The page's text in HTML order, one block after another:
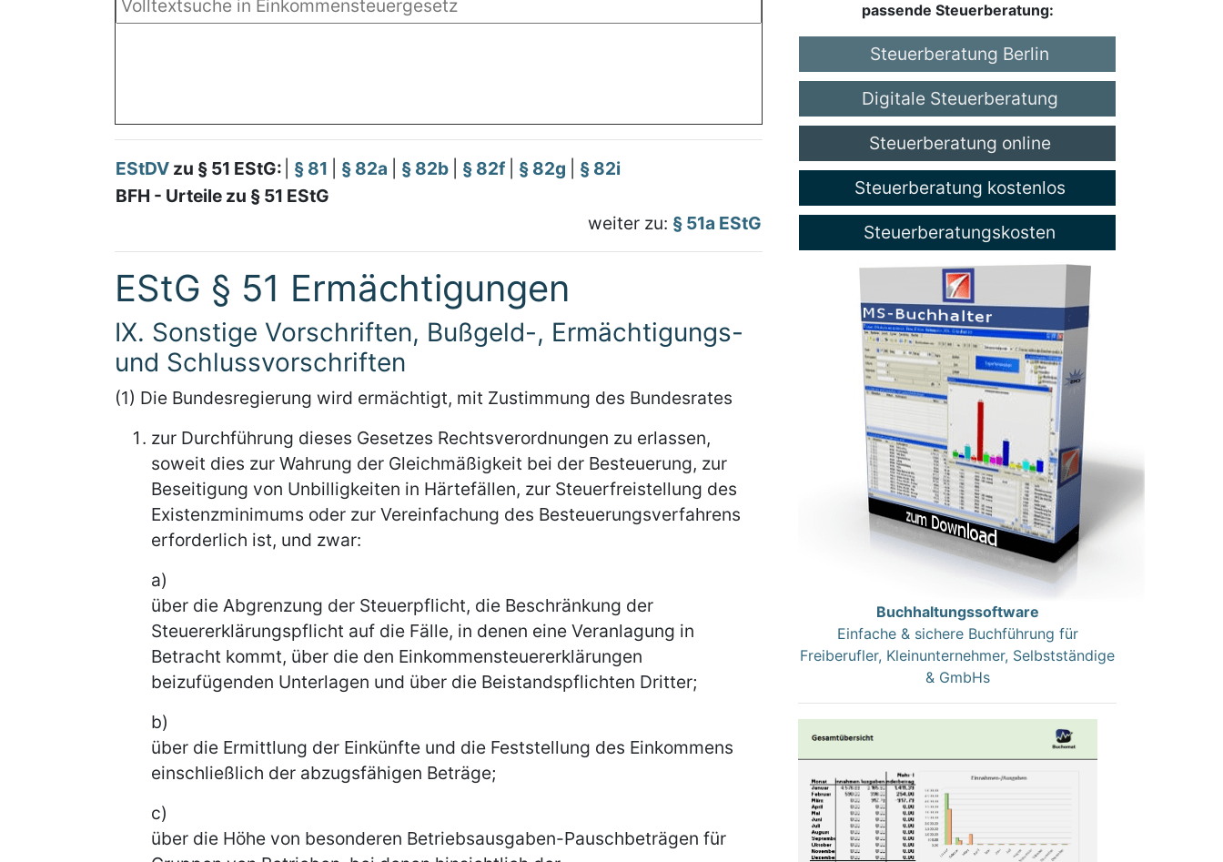
EStDV zu § 51 EStG: § 81 § 82a § 82b § 82f § 82g
§ 82i
BFH - Urteile zu § 51 EStG
weiter zu: § 51a EStG
EStG § 51 Ermächtigungen
IX. Sonstige Vorschriften, Bußgeld-, Ermächtigungs-
und Schlussvorschriften
(1) Die Bundesregierung wird ermächtigt, mit Zustimmung des Bundesrates
zur Durchführung dieses Gesetzes Rechtsverordnungen zu erlassen,
soweit dies zur Wahrung der Gleichmäßigkeit bei der Besteuerung, zur
Beseitigung von Unbilligkeiten in Härtefällen, zur Steuerfreistellung des
Existenzminimums oder zur Vereinfachung des Besteuerungsverfahrens
erforderlich ist, und zwar:
a)
über die Abgrenzung der Steuerpflicht, die Beschränkung der
Steuererklärungspflicht auf die Fälle, in denen eine Veranlagung in
Betracht kommt, über die den Einkommensteuererklärungen
beizufügenden Unterlagen und über die Beistandspflichten Dritter;
b)
über die Ermittlung der Einkünfte und die Feststellung des Einkommens
einschließlich der abzugsfähigen Beträge;
c)
über die Höhe von besonderen Betriebsausgaben-Pauschbeträgen für
passende Steuerberatung:
Steuerberatung Berlin
Digitale Steuerberatung
Steuerberatung online
Steuerberatung kostenlos
Steuerberatungskosten
Buchhaltungssoftware
Einfache & sichere Buchführung für
Freiberufler, Kleinunternehmer, Selbstständige
& GmbHs